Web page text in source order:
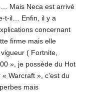
Mais Neca est arrivé
t-il… Enfin, il y a
concernant
firme mais elle
( Fortnite,
», je possède du Hot
Warcraft », c’est du
mais